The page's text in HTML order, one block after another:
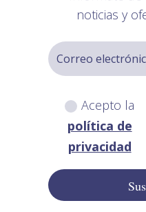
noticias y
Acepto la
política de
privacidad